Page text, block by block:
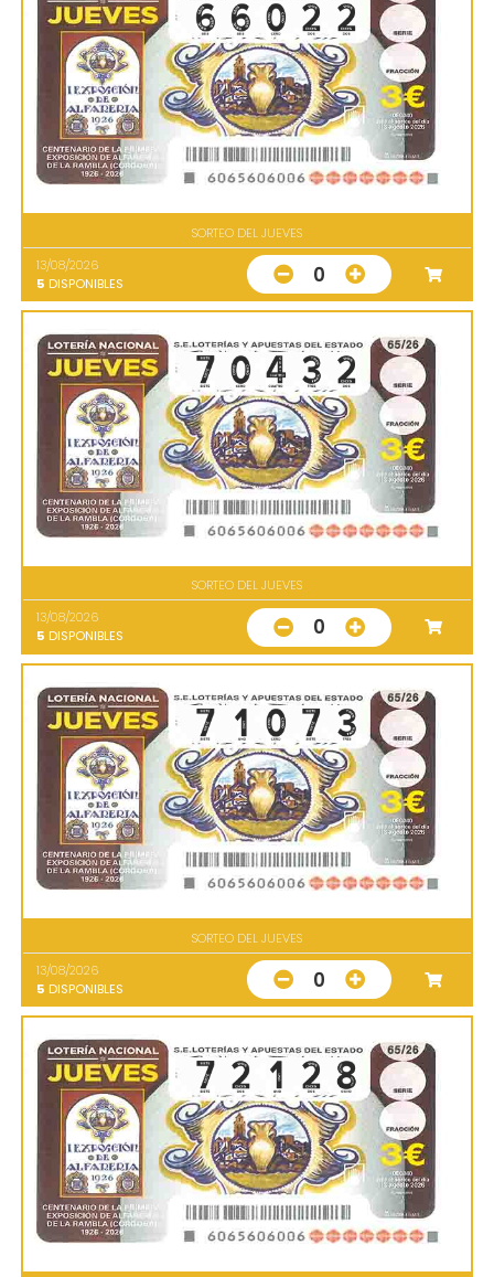
SORTEO DEL JUEVES
13/08/2026
5 DISPONIBLES 0
SORTEO DEL JUEVES
13/08/2026
5 DISPONIBLES 0
SORTEO DEL JUEVES
13/08/2026
5 DISPONIBLES 0